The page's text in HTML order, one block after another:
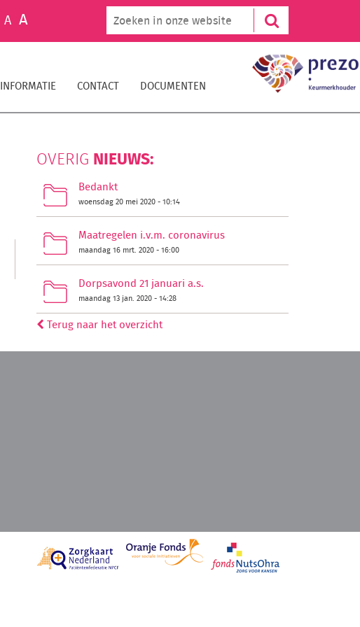
A A
INFORMATIE CONTACT DOCUMENTEN
OVERIG NIEUWS:
Bedankt
woensdag 20 mei 2020 - 10:14
Maatregelen i.v.m. coronavirus
maandag 16 mrt. 2020 - 16:00
Dorpsavond 21 januari a.s.
maandag 13 jan. 2020 - 14:28
Terug naar het overzicht